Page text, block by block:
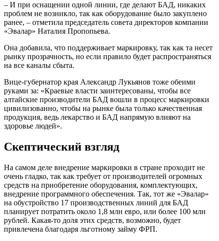
– И при оснащении одной линии, где делают БАД, никаких
проблем не возникло, так как оборудование было закуплено
ранее, – отметила председатель совета директоров компании
«Эвалар» Наталия Пропопьева.
Она добавила, что поддерживает маркировку, так как та несет
рынку прозрачность, но если правило будет распространяться
на все каналы сбыта.
Вице-губернатор края Александр Лукьянов тоже обеими
руками за: «Краевые власти заинтересованы, чтобы все
алтайские производители БАД вошли в процесс маркировки
цивилизованно, чтобы на рынке была только качественная
продукция, ведь лекарство и БАД напрямую влияют на
здоровье людей».
Скептический взгляд
На самом деле внедрение маркировки в стране проходит не
очень гладко, так как требует от производителей огромных
средств на приобретение оборудования, комплектующих,
внедрение программного обеспечения. Так, тот же «Эвалар»
на обустройство 17 производственных линий для БАД
планирует потратить около 1,8 млн евро, или более 100 млн
рублей. Какая-то доля этих средств, возможно, будет
привлечена благодаря льготному займу ФРП.